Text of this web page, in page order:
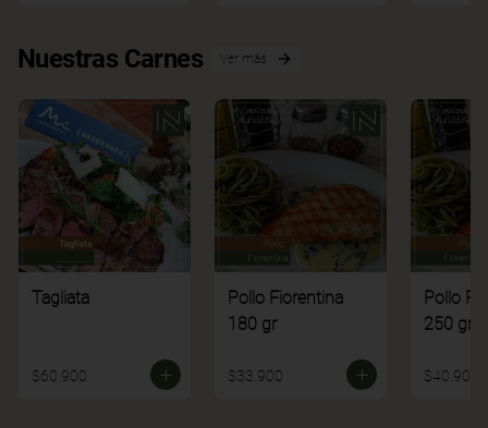
Nuestras Carnes Ver más
Tagliata
$60.900
Pollo Fiorentina
180 gr
$33.900
Pollo
250 gr
$40.900